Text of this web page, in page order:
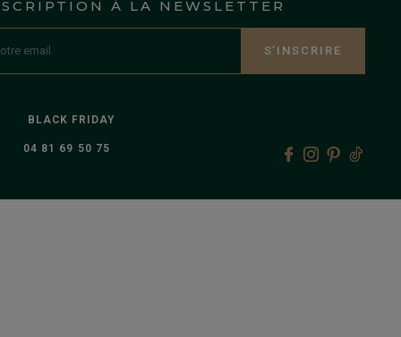
À LA NEWSLETTER
S’INSCRIRE
BLACK FRIDAY
04 81 69 50 75